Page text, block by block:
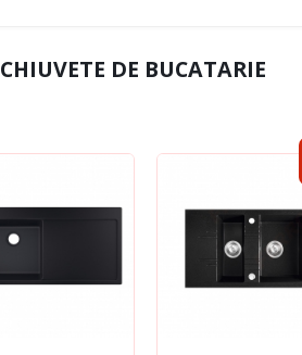
CHIUVETE DE BUCATARIE